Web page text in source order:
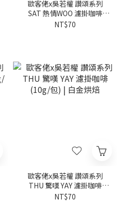
歐客佬x吳若權 讚頌系列
SAT 熱情WOO 濾掛咖啡
(10g/包) | 黃金烘焙
NT$70
歐客佬x吳若權 讚頌系列
THU 驚嘆 YAY 濾掛咖啡
(10g/包) | 白金烘焙
NT$70